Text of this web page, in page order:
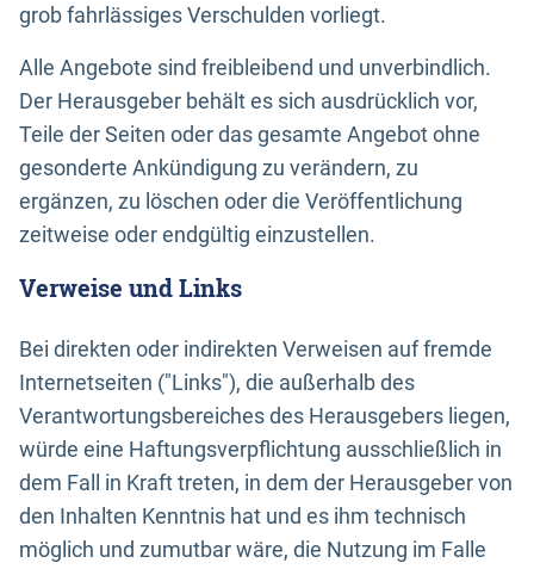
grob fahrlässiges Verschulden vorliegt.
Alle Angebote sind freibleibend und unverbindlich.
Der Herausgeber behält es sich ausdrücklich vor,
Teile der Seiten oder das gesamte Angebot ohne
gesonderte Ankündigung zu verändern, zu
ergänzen, zu löschen oder die Veröffentlichung
zeitweise oder endgültig einzustellen.
Verweise und Links
Bei direkten oder indirekten Verweisen auf fremde
Internetseiten ("Links"), die außerhalb des
Verantwortungsbereiches des Herausgebers liegen,
würde eine Haftungsverpflichtung ausschließlich in
dem Fall in Kraft treten, in dem der Herausgeber von
den Inhalten Kenntnis hat und es ihm technisch
möglich und zumutbar wäre, die Nutzung im Falle